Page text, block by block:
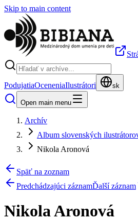
Skip to main content
PodujatiaOceneniaIlustrátori sk
Open main menu
Archív
Album slovenských
Nikola Aronová
Späť na zoznam
Predchádzajúci záznamĎalší záznam
Nikola Aronová